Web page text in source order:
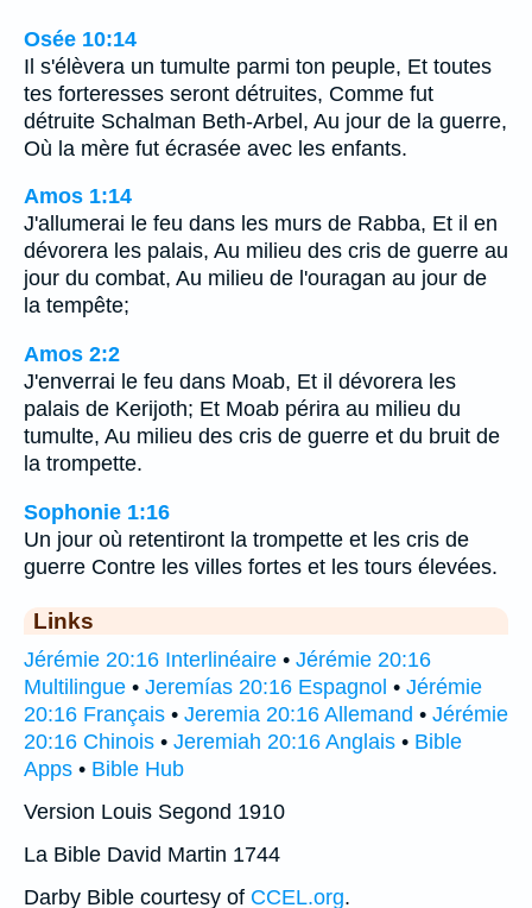
Osée 10:14
Il s'élèvera un tumulte parmi ton peuple, Et toutes
tes forteresses seront détruites, Comme fut
détruite Schalman Beth-Arbel, Au jour de la guerre,
Où la mère fut écrasée avec les enfants.
Amos 1:14
J'allumerai le feu dans les murs de Rabba, Et il en
dévorera les palais, Au milieu des cris de guerre au
jour du combat, Au milieu de l'ouragan au jour de
la tempête;
Amos 2:2
J'enverrai le feu dans Moab, Et il dévorera les
palais de Kerijoth; Et Moab périra au milieu du
tumulte, Au milieu des cris de guerre et du bruit de
la trompette.
Sophonie 1:16
Un jour où retentiront la trompette et les cris de
guerre Contre les villes fortes et les tours élevées.
Links
Jérémie 20:16 Interlinéaire • Jérémie 20:16
Multilingue • Jeremías 20:16 Espagnol • Jérémie
20:16 Français • Jeremia 20:16 Allemand • Jérémie
20:16 Chinois • Jeremiah 20:16 Anglais • Bible
Apps • Bible Hub
Version Louis Segond 1910
La Bible David Martin 1744
Darby Bible courtesy of CCEL.org.